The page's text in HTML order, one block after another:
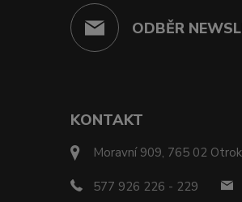
ODBĚR
KONTAKT
Moravní 909, 765 02
577 926 226 - 229